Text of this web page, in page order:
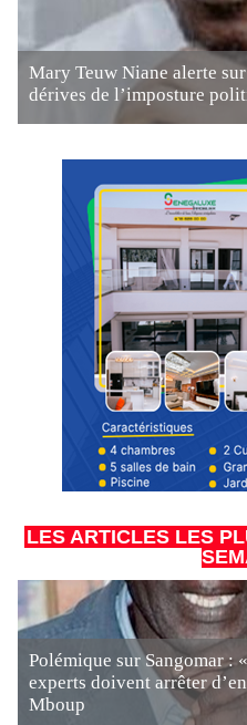
Mary Teuw Niane alerte
dérives de l’imposture
LES ARTICLES LES
Polémique sur Sangomar :
experts doivent arrêter
Mboup